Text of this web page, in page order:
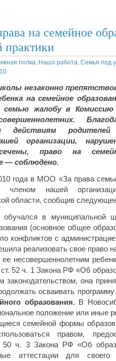
на семейное
практики
полка Наша работа Семья под
незаконно
на семейное
семью жалобу в
действиям
организации,
право на
— соблюдено.
года в МОО «За права
членом нашей
области, сообщив
в муниципальной
(основное общее
конфликтов с
реализовать свое право
ее несовершеннолетним
52 ч. 1 Закона РФ «Об
законодательством, она
осваивать
образования. В
положение или иные
семейной формы
правом,
50 ч. 3 Закона РФ «Об
аттестации для